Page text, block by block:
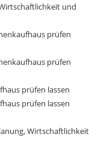
und
prüfen
prüfen
prüfen lassen
prüfen lassen
Wirtschaftlichkeit